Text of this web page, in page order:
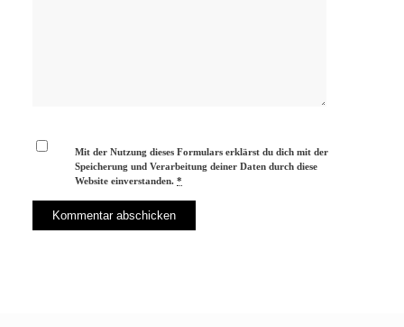
Mit der Nutzung dieses Formulars erklärst du dich mit der
Speicherung und Verarbeitung deiner Daten durch diese
Website einverstanden.*